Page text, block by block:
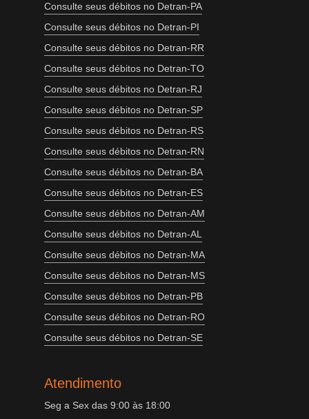
Consulte seus débitos no Detran-PA
Consulte seus débitos no Detran-PI
Consulte seus débitos no Detran-RR
Consulte seus débitos no Detran-TO
Consulte seus débitos no Detran-RJ
Consulte seus débitos no Detran-SP
Consulte seus débitos no Detran-RS
Consulte seus débitos no Detran-RN
Consulte seus débitos no Detran-BA
Consulte seus débitos no Detran-ES
Consulte seus débitos no Detran-AM
Consulte seus débitos no Detran-AL
Consulte seus débitos no Detran-MA
Consulte seus débitos no Detran-MS
Consulte seus débitos no Detran-PB
Consulte seus débitos no Detran-RO
Consulte seus débitos no Detran-SE
Atendimento
Seg a Sex das 9:00 às 18:00